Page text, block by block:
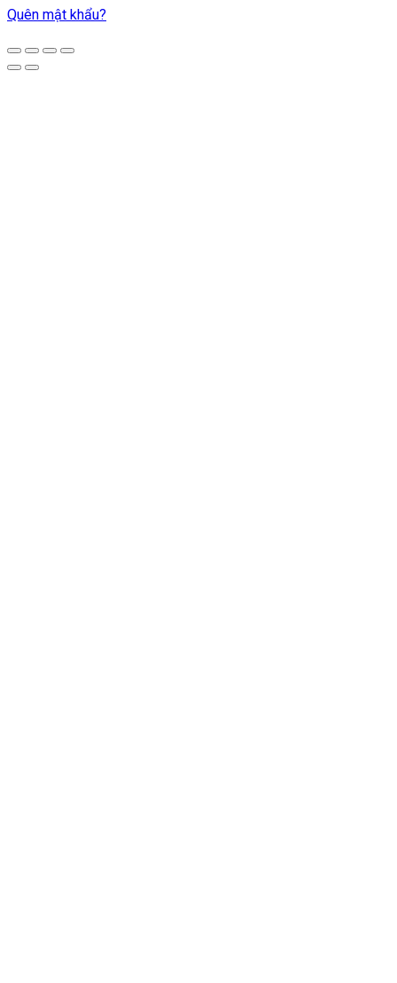
Quên mật khẩu?